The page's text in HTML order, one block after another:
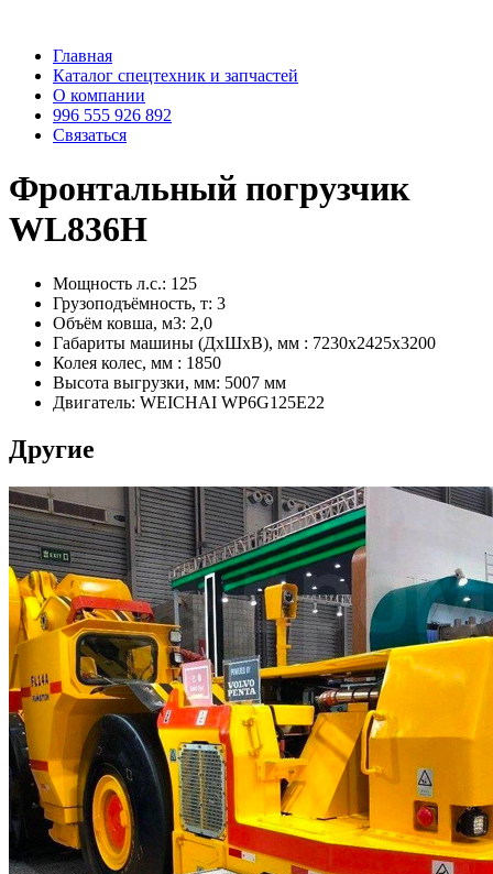
Главная
Каталог спецтехник и запчастей
О компании
996 555 926 892
Связаться
Фронтальный погрузчик
WL836H
Мощность л.с.: 125
Грузоподъёмность, т: 3
Объём ковша, м3: 2,0
Габариты машины (ДхШхВ), мм : 7230х2425х3200
Колея колес, мм : 1850
Высота выгрузки, мм: 5007 мм
Двигатель: WEICHAI WP6G125E22
Другие